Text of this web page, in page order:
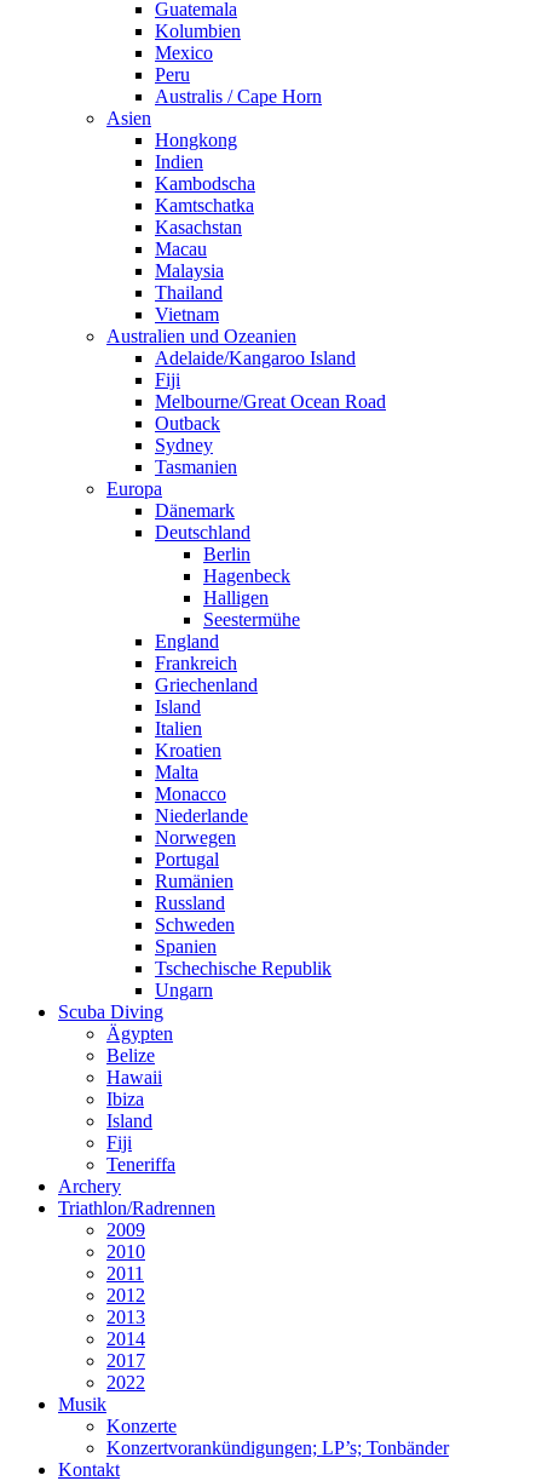
Guatemala
Kolumbien
Mexico
Peru
Australis / Cape Horn
Asien
Hongkong
Indien
Kambodscha
Kamtschatka
Kasachstan
Macau
Malaysia
Thailand
Vietnam
Australien und Ozeanien
Adelaide/Kangaroo Island
Fiji
Melbourne/Great Ocean Road
Outback
Sydney
Tasmanien
Europa
Dänemark
Deutschland
Berlin
Hagenbeck
Halligen
Seestermühe
England
Frankreich
Griechenland
Island
Italien
Kroatien
Malta
Monacco
Niederlande
Norwegen
Portugal
Rumänien
Russland
Schweden
Spanien
Tschechische Republik
Ungarn
Scuba Diving
Ägypten
Belize
Hawaii
Ibiza
Island
Fiji
Teneriffa
Archery
Triathlon/Radrennen
2009
2010
2011
2012
2013
2014
2017
2022
Musik
Konzerte
Konzertvorankündigungen; LP’s; Tonbänder
Kontakt